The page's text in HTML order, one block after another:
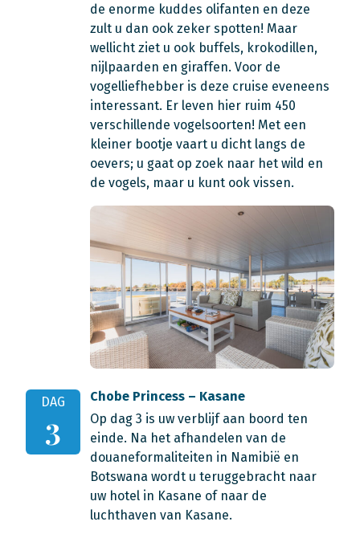
de enorme kuddes olifanten en deze
zult u dan ook zeker spotten! Maar
wellicht ziet u ook buffels, krokodillen,
nijlpaarden en giraffen. Voor de
vogelliefhebber is deze cruise eveneens
interessant. Er leven hier ruim 450
verschillende vogelsoorten! Met een
kleiner bootje vaart u dicht langs de
oevers; u gaat op zoek naar het wild en
de vogels, maar u kunt ook vissen.
DAG
3
Chobe Princess – Kasane
Op dag 3 is uw verblijf aan boord ten
einde. Na het afhandelen van de
douaneformaliteiten in Namibië en
Botswana wordt u teruggebracht naar
uw hotel in Kasane of naar de
luchthaven van Kasane.